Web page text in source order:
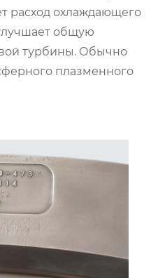
расход охлаждающего
общую
турбины. Обычно
плазменного